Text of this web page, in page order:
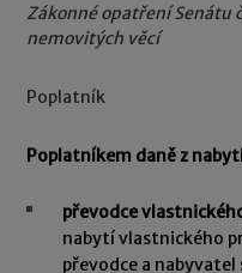
Zákonné opatření Senátu
nemovitých věcí
Poplatník
Poplatníkem daně z
převodce
nabytí vlastnického
převodce a nabyvatel